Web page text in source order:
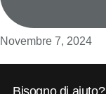
Novembre 7, 2024
Bisogno di aiuto?